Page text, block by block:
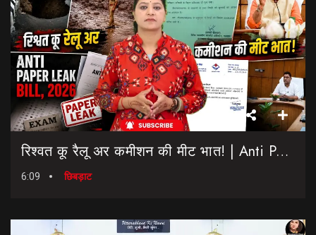
रिश्वत कू रैलू अर कमीशन की मीट भात! | Anti Paper Leak Bill 2026 | Saptahik Chhiprat
6:09 छिबड़ाट